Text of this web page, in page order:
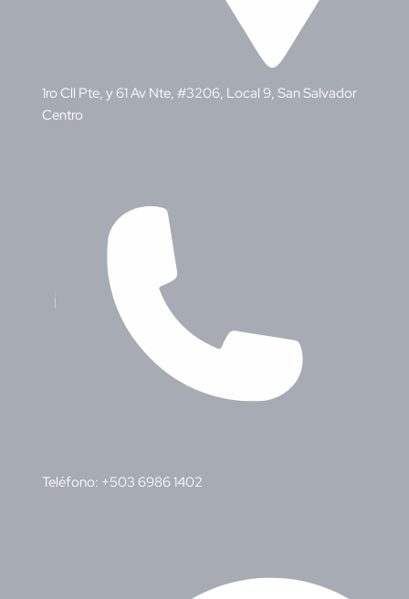
1ro Cll Pte, y 61 Av Nte, #3206, Local 9, San Salvador
Centro
Teléfono: +503 6986 1402